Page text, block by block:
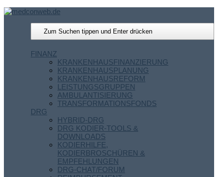
FINANZ
KRANKENHAUSFINANZIERUNG
KRANKENHAUSPLANUNG
KRANKENHAUSREFORM
LEISTUNGSGRUPPEN
AMBULANTISIERUNG
TRANSFORMATIONSFONDS
DRG
HYBRID-DRG
DRG KODIER-TOOLS &
DOWNLOADS
KODIERHILFE,
KODIERBROSCHÜREN &
EMPFEHLUNGEN
DRG-CHAT/FORUM